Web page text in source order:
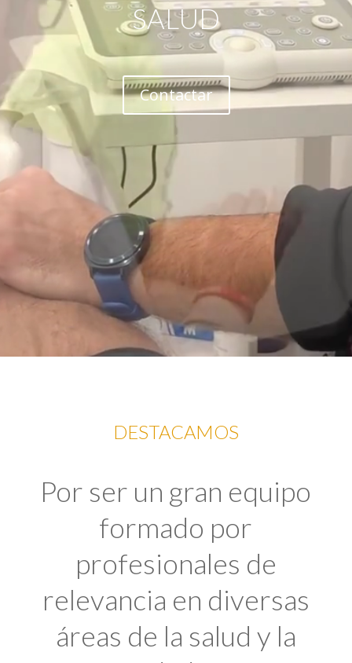
SALUD
Contactar
DESTACAMOS
Por ser un gran equipo
formado por
profesionales de
relevancia en diversas
áreas de la salud y la